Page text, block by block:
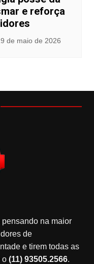
e reforça
de maio de 2026
na maior
de
e tirem todas as
o (11) 93505.2566.